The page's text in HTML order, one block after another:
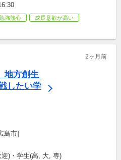
強熱心
成長意欲が高い
2ヶ月前
地方創生
したい学
島市]
)・学生(高, 大, 専)